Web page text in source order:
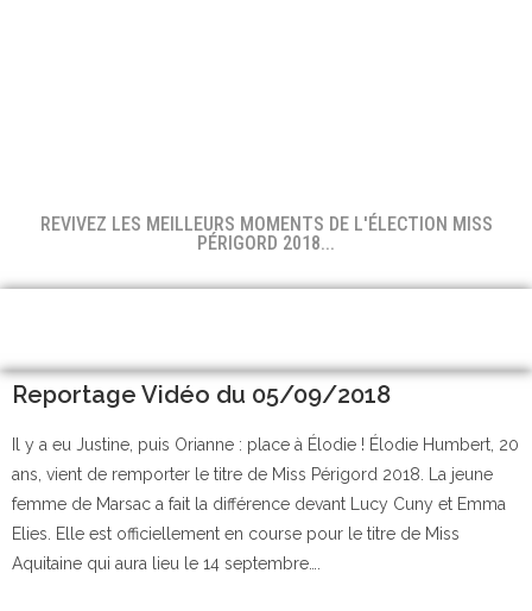
REVIVEZ LES MEILLEURS MOMENTS DE L'ÉLECTION MISS
PÉRIGORD 2018...
Reportage Vidéo du 05/09/2018
Il y a eu Justine, puis Orianne : place à Élodie ! Élodie Humbert, 20
ans, vient de remporter le titre de Miss Périgord 2018. La jeune
femme de Marsac a fait la différence devant Lucy Cuny et Emma
Elies. Elle est officiellement en course pour le titre de Miss
Aquitaine qui aura lieu le 14 septembre….